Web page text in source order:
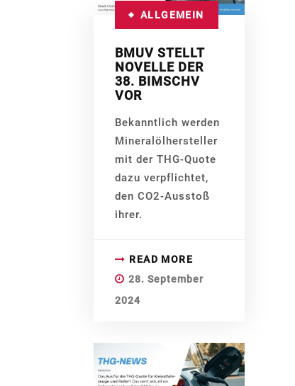
ALLGEMEIN
BMUV STELLT
NOVELLE DER
38. BIMSCHV
VOR
Bekanntlich werden
Mineralölhersteller
mit der THG-Quote
dazu verpflichtet,
den CO2-Ausstoß
ihrer.
READ MORE
28. September
2024